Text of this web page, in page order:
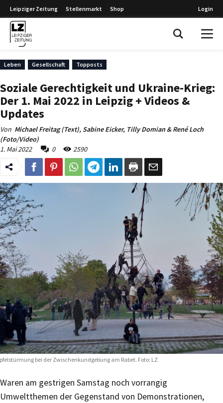
Leipziger Zeitung Stellenmarkt Shop Login
Leben Gesellschaft Topposts
Soziale Gerechtigkeit und Ukraine-Krieg:
Der 1. Mai 2022 in Leipzig + Videos &
Updates
Von Michael Freitag (Text), Sabine Eicker, Tilly Domian & René Loch
(Foto/Video)
1. Mai 2022
0 2590
bei der Zwischenkundgebung am Rabet. Foto: LZ
Waren am gestrigen Samstag noch vorrangig
Umweltthemen der Gegenstand von Demonstrationen,